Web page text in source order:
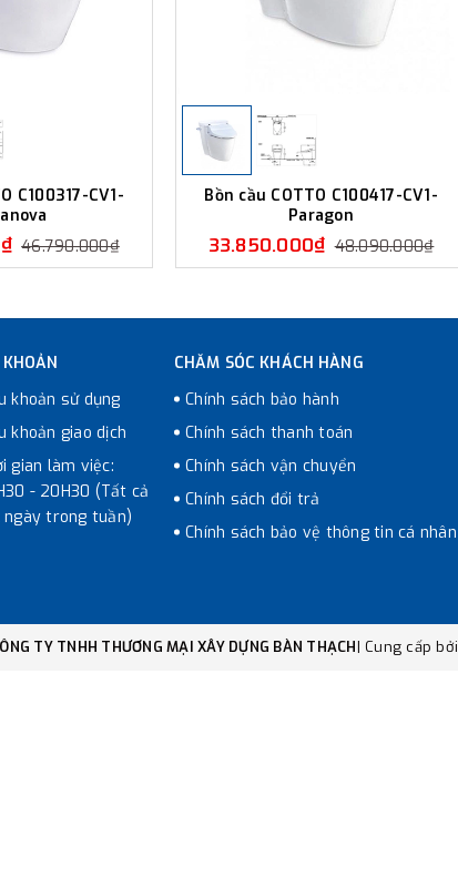
C100317-CV1-
46.790.000₫
Bồn cầu COTTO C100417-CV1-
Paragon
33.850.000₫ 48.090.000₫
khoản sử dụng
khoản giao dịch
gian làm việc:
- 20H30 (Tất cả
ngày trong tuần)
CHĂM SÓC KHÁCH HÀNG
Chính sách bảo hành
Chính sách thanh toán
Chính sách vận chuyển
Chính sách đổi trả
Chính sách bảo vệ thông tin cá nhân
TY TNHH THƯƠNG MẠI XÂY DỰNG BÀN THẠCH| Cung cấp bởi